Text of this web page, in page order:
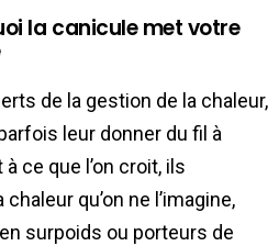
la canicule met votre
de la gestion de la chaleur,
leur donner du fil à
ce que l’on croit, ils
qu’on ne l’imagine,
surpoids ou porteurs de